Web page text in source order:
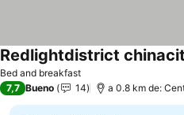
Bed and breakfast
Redlightdistrict
7,7 Bueno 14 a 0.8 km de: